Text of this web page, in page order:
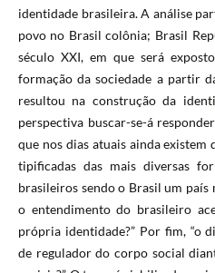
identidade brasileira. A análise
povo no Brasil colônia; Brasil
século XXI, em que será
formação da sociedade a partir
resultou na construção da
perspectiva buscar-se-á
que nos dias atuais ainda existem
tipificadas das mais diversas
brasileiros sendo o Brasil um país
o entendimento do brasileiro
própria identidade?” Por fim, “o
de regulador do corpo social